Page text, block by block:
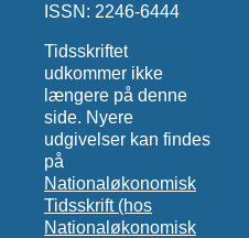
ISSN: 2246-6444
Tidsskriftet
udkommer ikke
længere på denne
side. Nyere
udgivelser kan findes
på
Nationaløkonomisk
Tidsskrift (hos
Nationaløkonomisk